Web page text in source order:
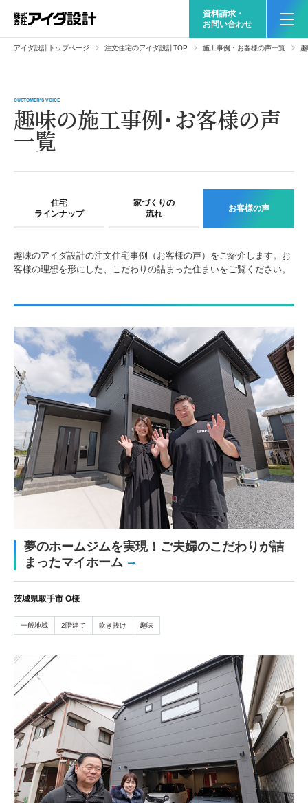
資料請求・
お問い合わせ
アイダ設計トップページ 注文住宅のアイダ設計TOP 施工事例・お客様の声一覧
趣味の施工事例・お客様の声
一覧
CUSTOMER'S VOICE
住宅
ラインナップ
家づくりの
流れ
お客様の声
趣味のアイダ設計の注文住宅事例（お客様の声）をご紹介します。お
客様の理想を形にした、こだわりの詰まった住まいをご覧ください。
夢のホームジムを実現！ご夫婦のこだわりが詰
まったマイホーム
茨城県取手市 O様
一般地域 2階建て 吹き抜け 趣味